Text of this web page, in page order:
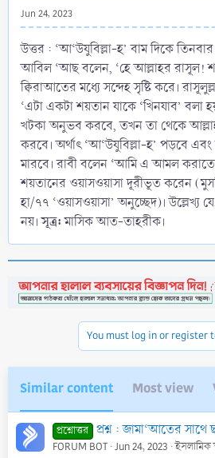
Jun 24, 2023
উত্তর : ‘আ‘উযুবিল্লা-হ’ বাম দিকে
আবিল ‘আছ বলেন, ‘হে আল্লাহর রাসূল!
ক্বিরাআতের মধ্যে সন্দেহ সৃষ্টি করে।
‘এটা একটা শয়তান যাকে ‘খিনযাব’ বলা
খটকা অনুভব করবে, তখন তা থেকে
করবে। অর্থাৎ ‘আ‘উযুবিল্লা-হ’ পড়বে
মারবে। রাবী বলেন ‘আমি এ আমল
শয়তানের ওয়াসওয়াসা দূরীভূত করেন
হা/৭৭ ‘ওয়াসওয়াসা’ অনুচ্ছেদ)। উল্লেখ্য
নয়।সূত্র:মাসিক আত-তাহরীক।
You must log in or register
Similar content Most view
প্রশ্নোত্তর প্রশ্ন : জামা‘আতের সাথে ছালাতরত অবস্থায়
FORUM BOT Jun 24, 2023